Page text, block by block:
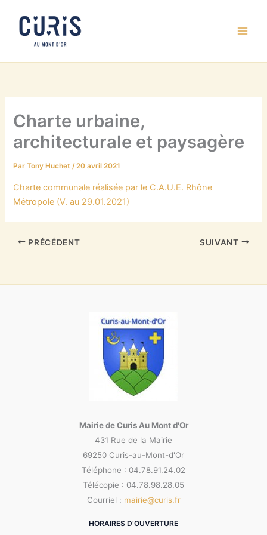
contenu
Charte urbaine,
architecturale et paysagère
ParTony Huchet/20 avril 2021
Charte communale réalisée par le C.A.U.E. Rhône
Métropole (V. au 29.01.2021)
PRÉCÉDENT SUIVANT
Mairie de Curis Au Mont d'Or
431 Rue de la Mairie
69250 Curis-au-Mont-d'Or
Téléphone : 04.78.91.24.02
Télécopie : 04.78.98.28.05
Courriel : mairie@curis.fr
HORAIRES D’OUVERTURE